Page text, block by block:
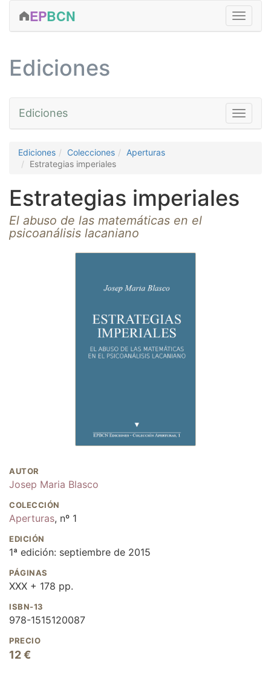
EPBCN
CLÍNICA
EDICIONES
EQUIPO
CONTACTAR
Ediciones
Toggle
Ediciones
Colecciones
Autores
Digital
Presentaciones
Ediciones Colecciones
Aperturas
Estrategias imperiales
Estrategias imperiales
El abuso de las matemáticas en el
psicoanálisis lacaniano
AUTOR
Josep Maria Blasco
COLECCIÓN
Aperturas, nº 1
EDICIÓN
1ª edición: septiembre de 2015
PÁGINAS
XXX + 178 pp.
ISBN-13
978-1515120087
PRECIO
12 €